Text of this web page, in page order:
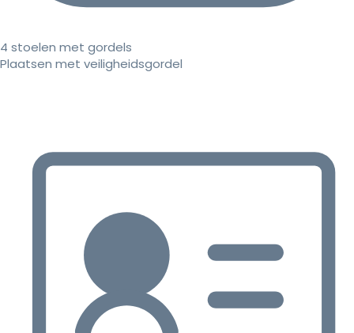
4 stoelen met gordels
Plaatsen met veiligheidsgordel